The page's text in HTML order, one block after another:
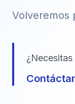
Volveremos
¿Necesitas